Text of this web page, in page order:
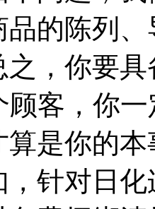
的陈列
，你要
顾客，你
算是你的
，针对日